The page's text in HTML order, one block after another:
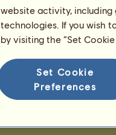
Presentación
website activity, including
technologies. If you wish
by visiting the “Set
Set Cookie
Preferences